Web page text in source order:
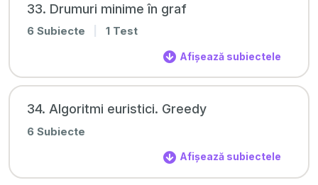
33. Drumuri minime în graf
6 Subiecte 1 Test
Afișează subiectele
34. Algoritmi euristici. Greedy
6 Subiecte
Afișează subiectele